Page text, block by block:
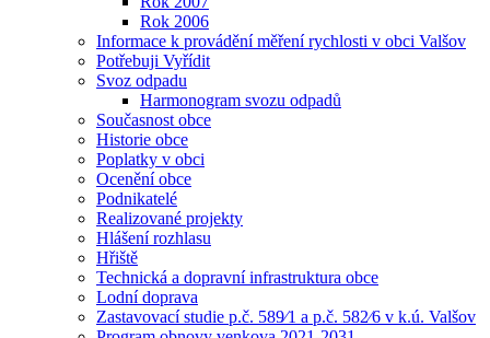
Rok 2006
Informace k provádění měření rychlosti v obci Valšov
Potřebuji Vyřídit
Svoz odpadu
Harmonogram svozu odpadů
Současnost obce
Historie obce
Poplatky v obci
Ocenění obce
Podnikatelé
Realizované projekty
Hlášení rozhlasu
Hřiště
Technická a dopravní infrastruktura obce
Lodní doprava
Zastavovací studie p.č. 589⁄1 a p.č. 582⁄6 v k.ú. Valšov